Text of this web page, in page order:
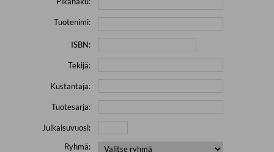
Tuotenimi:
ISBN:
Tekijä:
Kustantaja:
Tuotesarja:
Julkaisuvuosi:
Ryhmä: